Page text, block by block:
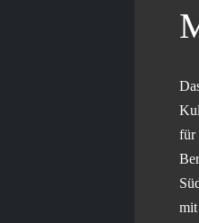
für
mit